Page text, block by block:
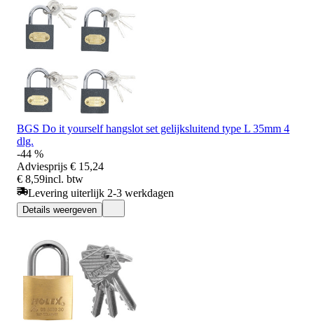
BGS Do it yourself hangslot set gelijksluitend type L 35mm 4
dlg.
-44 %
Adviesprijs € 15,24
€ 8,59incl. btw
Levering uiterlijk 2-3 werkdagen
Details weergeven